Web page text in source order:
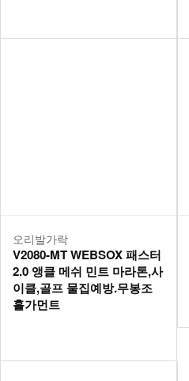
오리발가락
V2080-MT WEBSOX 패스터
2.0 앵클 메쉬 민트 마라톤,사
이클,골프 물집예방.무봉조
홀가먼트